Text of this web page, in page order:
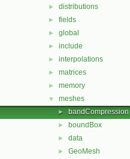
► distributions
► fields
► global
► include
► interpolations
► matrices
► memory
▼ meshes
► bandCompression
► boundBox
► data
► GeoMesh